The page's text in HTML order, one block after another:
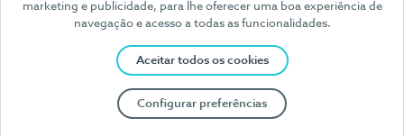
marketing e publicidade, para lhe oferecer uma boa experiência de
navegação e acesso a todas as funcionalidades.
Aceitar todos os cookies
Configurar preferências